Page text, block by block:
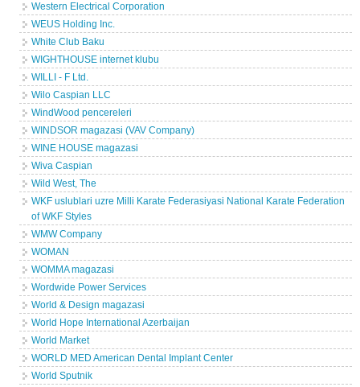
Western Electrical Corporation
WEUS Holding Inc.
White Club Baku
WIGHTHOUSE internet klubu
WILLI - F Ltd.
Wilo Caspian LLC
WindWood pencereleri
WINDSOR magazasi (VAV Company)
WINE HOUSE magazasi
Wiva Caspian
Wild West, The
WKF uslublari uzre Milli Karate Federasiyasi National Karate Federation
of WKF Styles
WMW Company
WOMAN
WOMMA magazasi
Wordwide Power Services
World & Design magazasi
World Hope International Azerbaijan
World Market
WORLD MED American Dental Implant Center
World Sputnik